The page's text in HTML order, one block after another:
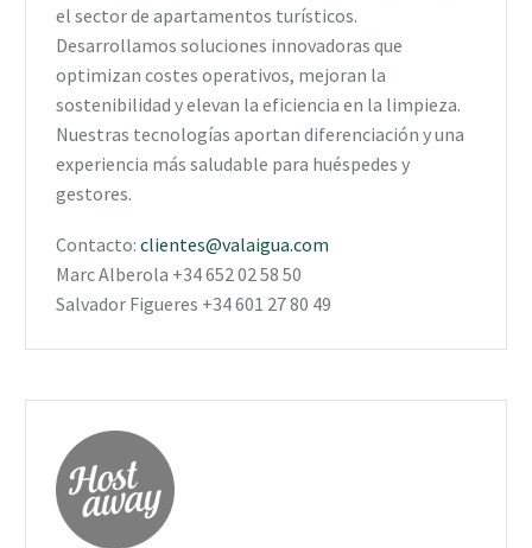
el sector de apartamentos turísticos.
Desarrollamos soluciones innovadoras que
optimizan costes operativos, mejoran la
sostenibilidad y elevan la eficiencia en la limpieza.
Nuestras tecnologías aportan diferenciación y una
experiencia más saludable para huéspedes y
gestores.
Contacto: clientes@valaigua.com
Marc Alberola +34 652 02 58 50
Salvador Figueres +34 601 27 80 49